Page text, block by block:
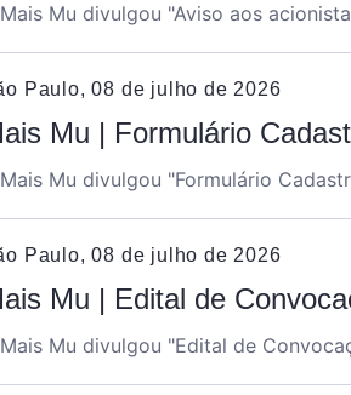
Mu divulgou "Aviso aos
Paulo, 08 de julho de 2026
Mu | Formulário
Mu divulgou "Formulário
Paulo, 08 de julho de 2026
Mu | Edital de
Mu divulgou "Edital de